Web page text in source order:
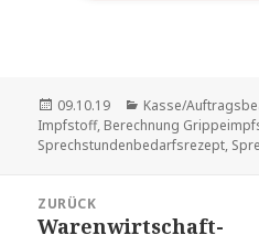
Veröffentlicht
am
09.10.19 Kategorien
Kasse/
Impfstoff, Berechnung
Sprechstundenbedarfsrezept,
ZURÜCK
Vorheriger
Warenwirtschaft-